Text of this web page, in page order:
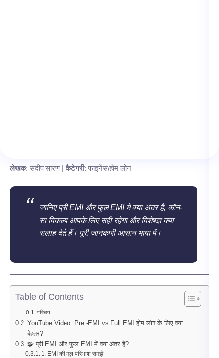
लेखक: संदीप सारण | कैटेगरी: फाइनेंस/होम लोन
जानिए प्री EMI और फुल EMI में क्या अंतर हैं, कौन-
सा विकल्प आपके लिए सही रहेगा और विशेषज्ञ क्या
सलाह देते हैं। पूरी जानकारी आसान भाषा में।
Table of Contents
परिचय
YouTube Video: Pre -EMI vs Full EMI होम लोन के लिए क्या
बेहतर?
🧩 प्री EMI और फुल EMI में क्या अंतर हैं?
1. EMI की मूल परिभाषा समझें